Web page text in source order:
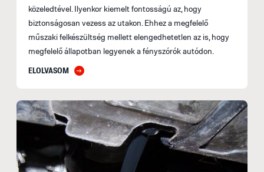
közeledtével. Ilyenkor kiemelt fontosságú az, hogy
biztonságosan vezess az utakon. Ehhez a megfelelő
műszaki felkészültség mellett elengedhetetlen az is, hogy
megfelelő állapotban legyenek a fényszórók autódon.
ELOLVASOM